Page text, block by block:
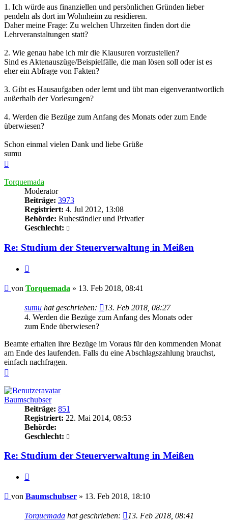
1. Ich würde aus finanziellen und persönlichen Gründen lieber
pendeln als dort im Wohnheim zu residieren.
Daher meine Frage: Zu welchen Uhrzeiten finden dort die
Lehrveranstaltungen statt?
2. Wie genau habe ich mir die Klausuren vorzustellen?
Sind es Aktenauszüge/Beispielfälle, die man lösen soll oder ist es
eher ein Abfrage von Fakten?
3. Gibt es Hausaufgaben oder lernt und übt man eigenverantwortlich
außerhalb der Vorlesungen?
4. Werden die Bezüge zum Anfang des Monats oder zum Ende
überwiesen?
Schon einmal vielen Dank und liebe Grüße
sumu
Torquemada
Moderator
Beiträge: 3973
Registriert: 4. Jul 2012, 13:08
Behörde: Ruheständler und Privatier
Geschlecht:
Re: Studium der Steuerverwaltung in Meißen
Beitrag
von Torquemada » 13. Feb 2018, 08:41
sumu hat geschrieben:
13. Feb 2018, 08:27
4. Werden die Bezüge zum Anfang des Monats oder
zum Ende überwiesen?
Beamte erhalten ihre Bezüge im Voraus für den kommenden Monat
am Ende des laufenden. Falls du eine Abschlagszahlung brauchst,
einfach nachfragen.
Baumschubser
Beiträge: 851
Registriert: 22. Mai 2014, 08:53
Behörde:
Geschlecht:
Re: Studium der Steuerverwaltung in Meißen
Beitrag
von Baumschubser » 13. Feb 2018, 18:10
Torquemada hat geschrieben: 13. Feb 2018, 08:41